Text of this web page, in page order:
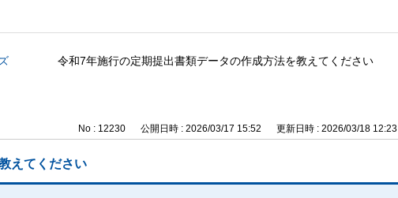
令和7年施行の定期提出書類データの作成方法を教えてください
No : 12230 公開日時 : 2026/03/17 15:52 更新日時 : 2026/03/18 12:23
えてください